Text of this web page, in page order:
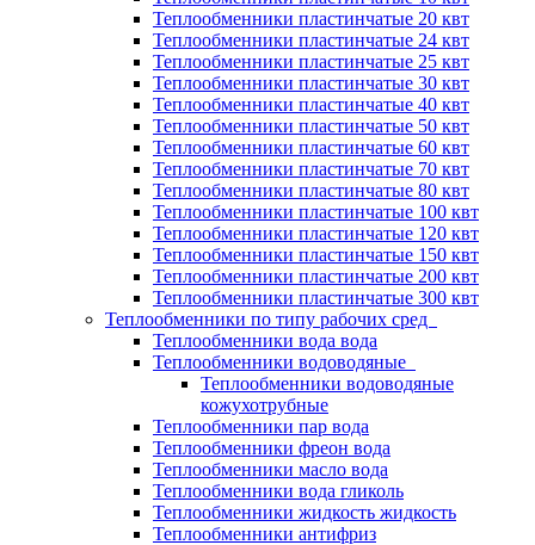
Теплообменники пластинчатые 20 квт
Теплообменники пластинчатые 24 квт
Теплообменники пластинчатые 25 квт
Теплообменники пластинчатые 30 квт
Теплообменники пластинчатые 40 квт
Теплообменники пластинчатые 50 квт
Теплообменники пластинчатые 60 квт
Теплообменники пластинчатые 70 квт
Теплообменники пластинчатые 80 квт
Теплообменники пластинчатые 100 квт
Теплообменники пластинчатые 120 квт
Теплообменники пластинчатые 150 квт
Теплообменники пластинчатые 200 квт
Теплообменники пластинчатые 300 квт
Теплообменники по типу рабочих сред
Теплообменники вода вода
Теплообменники водоводяные
Теплообменники водоводяные
кожухотрубные
Теплообменники пар вода
Теплообменники фреон вода
Теплообменники масло вода
Теплообменники вода гликоль
Теплообменники жидкость жидкость
Теплообменники антифриз